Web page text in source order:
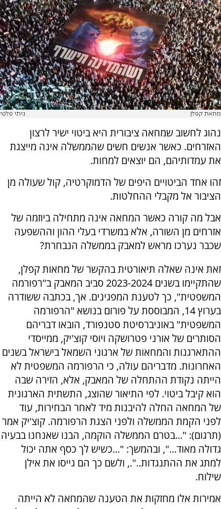
מחאת קפלן גיתי פלטי
נהוג לחשוב שמחאה ציבורית היא ביטוי ישיר לרצון
האזרחים. כאשר אנשים חשים שהממשלה אינה מייצגת
את עמדותיהם, הם יוצאים למחות.
זהו אחד הביטויים היפים של הדמוקרטיה, קול שעולה מן
הציבור אל מקבלי ההחלטות.
אבל מה קורה כאשר המחאה אינה מתחילה ביוזמה של
אזרחים מן השורה, אלא במשרדי בעלי ההון וההשפעה
שכבר נערכו מראש למאבק בממשלה הנבחרת?
זאת אינה שאלה תיאורטית בהקשר של מחאות קפלן,
שהתקיימו בשנים 2023-2024 סביב המאבק ב"רפורמה
המשפטית", כך לטענת המפגינים. אך, בכתבה ששודרה
בערוץ 14, המבוססת על פורום בנושא "הרפורמה
המשפטית" באוניברסיטת סטנפורד, הובאו דבריהם
הסותרים של אורני פטרושקה ויוסי קוצ'יק, ממייסדי
ההתארגנות והמחאות של ארגוני השמאל בישראל בשנים
האחרונות. מדבריהם עולה, כי הרפורמה המשפטית לא
הייתה נקודת ההתחלה של המאבק, אלא, הזירה שבה
הוא קיבל ביטוי. לפי התיאור שהוצג, התשתית הארגונית
של המחאה החלה להיבנות מיד לאחר הבחירות, עוד
לפני הקמת הממשלה ולפני הצגת הרפורמה. קוצ'יק אמר
(תרגום): "...בטרם הממשלה הוקמה, הבנו שאנחנו בבעיה
גדולה מאוד...", ובהמשך: "...כשיש לך כסף אתה יכול
למתג את ההתנגדות.."., ולשם כך הם גייסו את אילן
שילוח.
אמירות אלו מחזקות את הטענה שהמחאה לא הייתה